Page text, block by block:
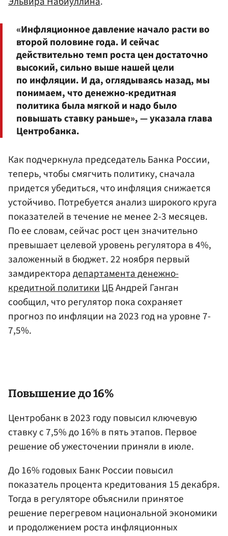
«Инфляционное давление начало расти во
второй половине года. И сейчас
действительно темп роста цен достаточно
высокий, сильно выше нашей цели
по инфляции. И да, оглядываясь назад, мы
понимаем, что денежно-кредитная
политика была мягкой и надо было
повышать ставку раньше», — указала глава
Центробанка.
Как подчеркнула председатель Банка России,
теперь, чтобы смягчить политику, сначала
придется убедиться, что инфляция снижается
устойчиво. Потребуется анализ широкого круга
показателей в течение не менее 2-3 месяцев.
По ее словам, сейчас рост цен значительно
превышает целевой уровень регулятора в 4%,
заложенный в бюджет. 22 ноября первый
замдиректорадепартамента денежно-
кредитной политикиЦБАндрей Ганган
сообщил, что регулятор пока сохраняет
прогноз по инфляции на 2023 год на уровне 7-
7,5%.
Повышение до 16%
Центробанк в 2023 году повысил ключевую
ставку с 7,5% до 16% в пять этапов. Первое
решение об ужесточении приняли в июле.
До 16% годовых Банк России повысил
показатель процента кредитования 15 декабря.
Тогда в регуляторе объяснили принятое
решение перегревом национальной экономики
и продолжением роста инфляционных